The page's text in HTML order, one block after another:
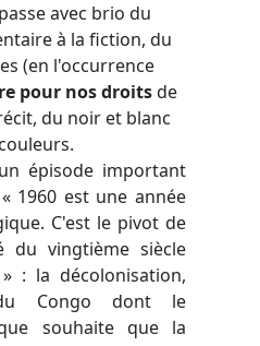
avec brio du
à la fiction, du
(en l'occurrence
pour nos droitsde
du noir et blanc
épisode important
1960 est une année
C'est le pivot de
du vingtième siècle
: la décolonisation,
du Congo dont le
souhaite que la